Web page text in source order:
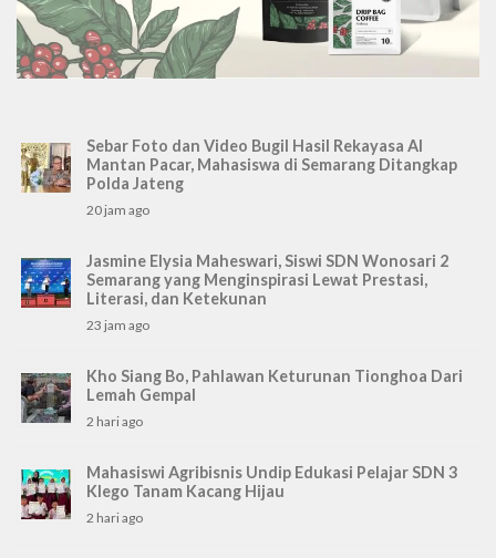
Sebar Foto dan Video Bugil Hasil Rekayasa AI
Mantan Pacar, Mahasiswa di Semarang Ditangkap
Polda Jateng
20 jam ago
Jasmine Elysia Maheswari, Siswi SDN Wonosari 2
Semarang yang Menginspirasi Lewat Prestasi,
Literasi, dan Ketekunan
23 jam ago
Kho Siang Bo, Pahlawan Keturunan Tionghoa Dari
Lemah Gempal
2 hari ago
Mahasiswi Agribisnis Undip Edukasi Pelajar SDN 3
Klego Tanam Kacang Hijau
2 hari ago